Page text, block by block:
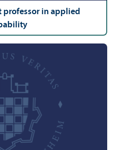
professor in applied